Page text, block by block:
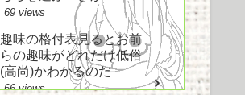
69 views
趣味の格付表見るとお前
らの趣味がどれだけ低俗
(高尚)かわかるのだ
66 views